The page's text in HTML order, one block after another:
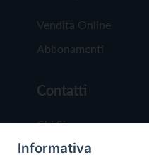
Vendita Online
Abbonamenti
Contatti
Chi Siamo
Redazione
Informativa